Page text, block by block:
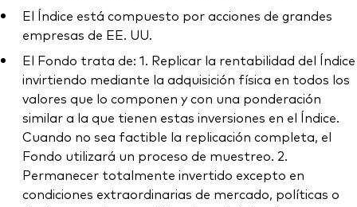
El Índice está compuesto por acciones de grandes
empresas de EE. UU.
El Fondo trata de: 1. Replicar la rentabilidad del Índice
invirtiendo mediante la adquisición física en todos los
valores que lo componen y con una ponderación
similar a la que tienen estas inversiones en el Índice.
Cuando no sea factible la replicación completa, el
Fondo utilizará un proceso de muestreo. 2.
Permanecer totalmente invertido excepto en
condiciones extraordinarias de mercado, políticas o